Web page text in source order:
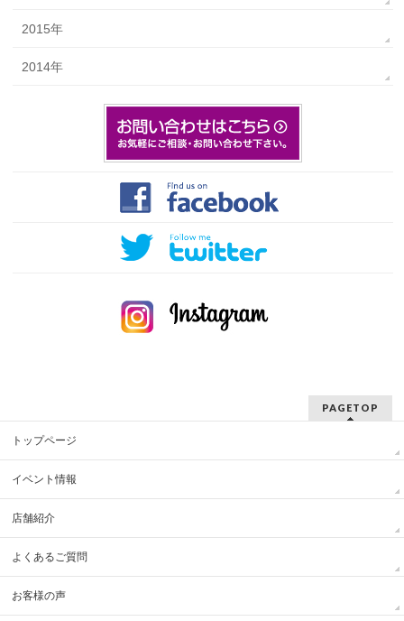
2015年
2014年
PAGETOP
トップページ
イベント情報
店舗紹介
よくあるご質問
お客様の声